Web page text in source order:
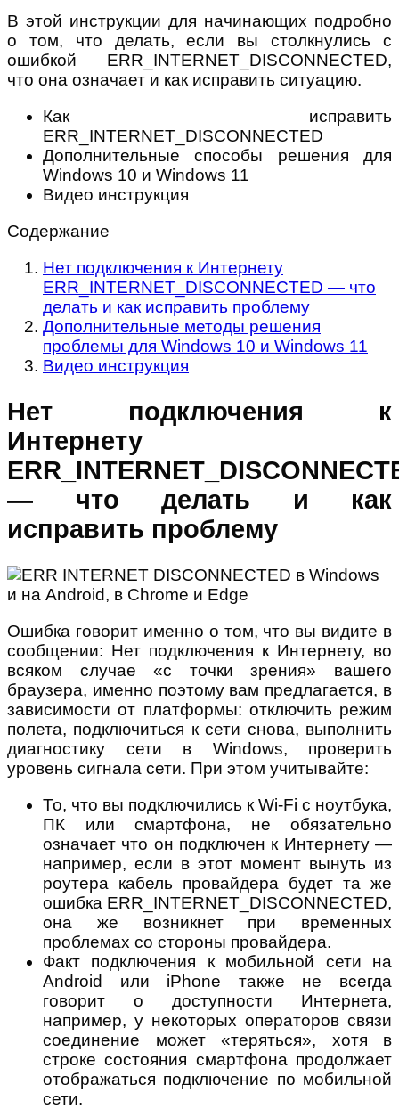
В этой инструкции для начинающих подробно
о том, что делать, если вы столкнулись с
ошибкой ERR_INTERNET_DISCONNECTED,
что она означает и как исправить ситуацию.
Как исправить
ERR_INTERNET_DISCONNECTED
Дополнительные способы решения для
Windows 10 и Windows 11
Видео инструкция
Содержание
Нет подключения к Интернету
ERR_INTERNET_DISCONNECTED — что
делать и как исправить проблему
Дополнительные методы решения
проблемы для Windows 10 и Windows 11
Видео инструкция
Нет подключения к
Интернету
— что делать и как
исправить проблему
Ошибка говорит именно о том, что вы видите в
сообщении: Нет подключения к Интернету, во
всяком случае «с точки зрения» вашего
браузера, именно поэтому вам предлагается, в
зависимости от платформы: отключить режим
полета, подключиться к сети снова, выполнить
диагностику сети в Windows, проверить
уровень сигнала сети. При этом учитывайте:
То, что вы подключились к Wi-Fi с ноутбука,
ПК или смартфона, не обязательно
означает что он подключен к Интернету —
например, если в этот момент вынуть из
роутера кабель провайдера будет та же
ошибка ERR_INTERNET_DISCONNECTED,
она же возникнет при временных
проблемах со стороны провайдера.
Факт подключения к мобильной сети на
Android или iPhone также не всегда
говорит о доступности Интернета,
например, у некоторых операторов связи
соединение может «теряться», хотя в
строке состояния смартфона продолжает
отображаться подключение по мобильной
сети.